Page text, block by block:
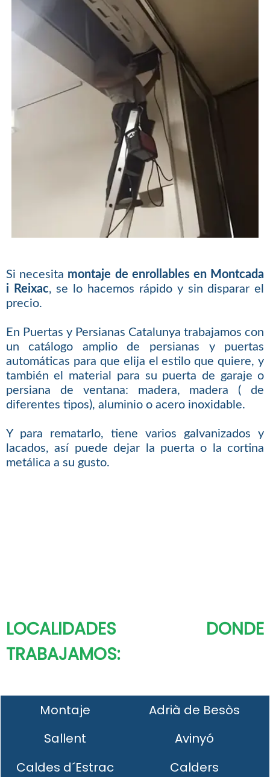
Si necesita montaje de enrollables en Montcada
i Reixac, se lo hacemos rápido y sin disparar el
precio.
En Puertas y Persianas Catalunya trabajamos con
un catálogo amplio de persianas y puertas
automáticas para que elija el estilo que quiere, y
también el material para su puerta de garaje o
persiana de ventana: madera, madera ( de
diferentes tipos), aluminio o acero inoxidable.
Y para rematarlo, tiene varios galvanizados y
lacados, así puede dejar la puerta o la cortina
metálica a su gusto.
LOCALIDADES DONDE
TRABAJAMOS:
Montaje
Adrià de Besòs
Sallent
Avinyó
Caldes d´Estrac
Calders